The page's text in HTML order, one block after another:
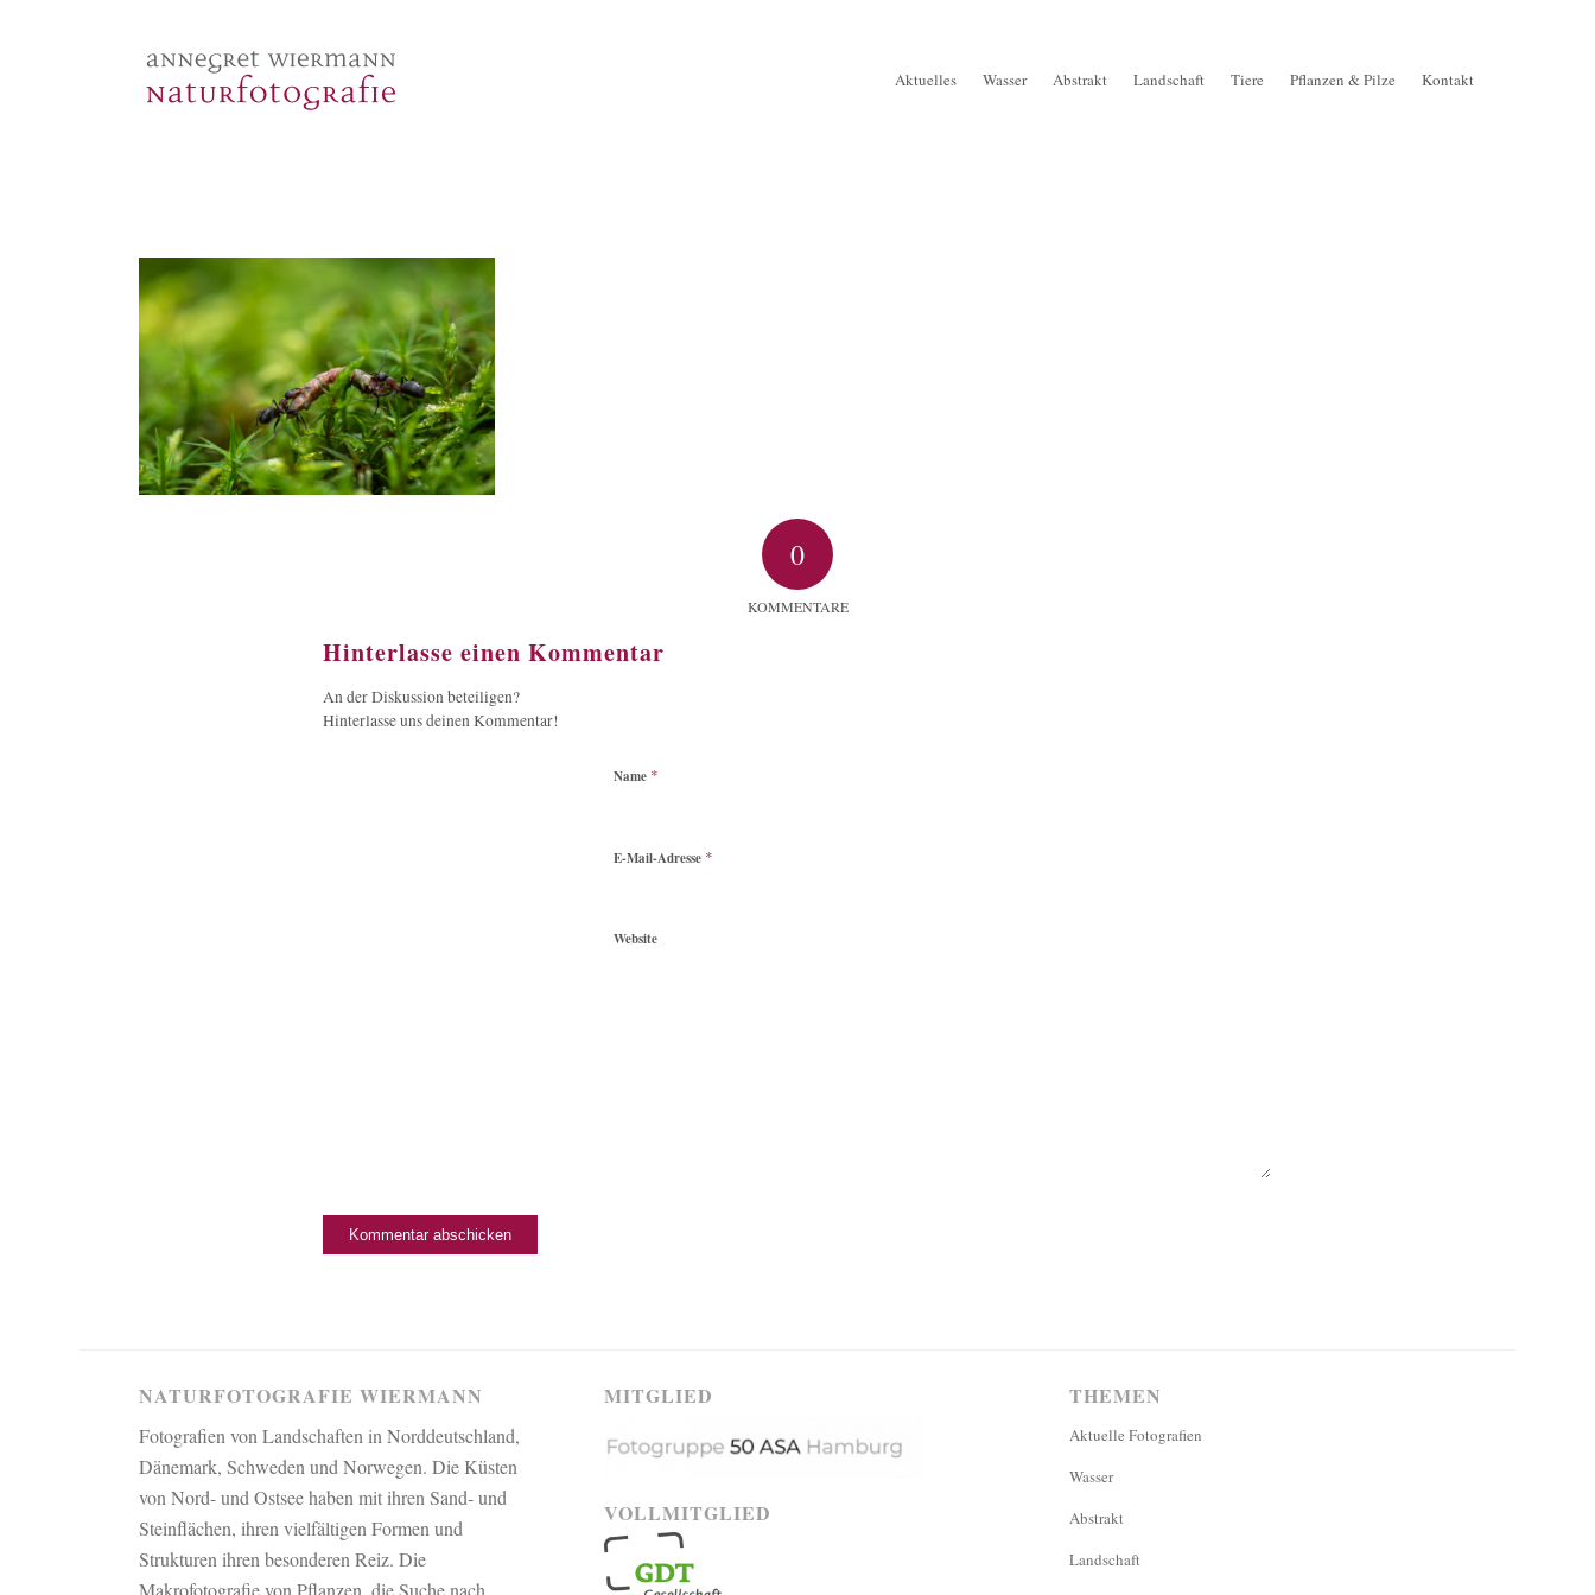
Aktuelles Wasser Abstrakt Landschaft Tiere Pflanzen & Pilze Kontakt
0
KOMMENTARE
Hinterlasse einen Kommentar
An der Diskussion beteiligen?
Hinterlasse uns deinen Kommentar!
Name *
E-Mail-Adresse *
Website
NATURFOTOGRAFIE WIERMANN
Fotografien von Landschaften in Norddeutschland,
Dänemark, Schweden und Norwegen. Die Küsten
von Nord- und Ostsee haben mit ihren Sand- und
Steinflächen, ihren vielfältigen Formen und
Strukturen ihren besonderen Reiz. Die
MITGLIED
VOLLMITGLIED
THEMEN
Aktuelle Fotografien
Wasser
Abstrakt
Landschaft